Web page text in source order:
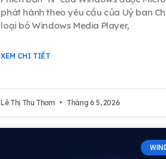
phát hành theo yêu cầu của Uỷ ban
loại bỏ Windows Media Player,
XEM CHI TIẾT
Lê Thị Thu Thơm Tháng 6 5, 2026